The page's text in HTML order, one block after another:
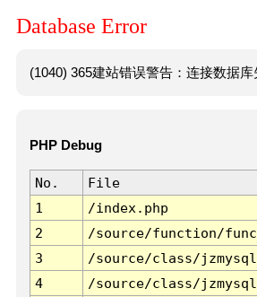
Database Error
(1040) 365建站错误警告：连接数据
PHP Debug
No. File
1
/index.php
2
/source/function/
3
/source/class/
4
/source/class/